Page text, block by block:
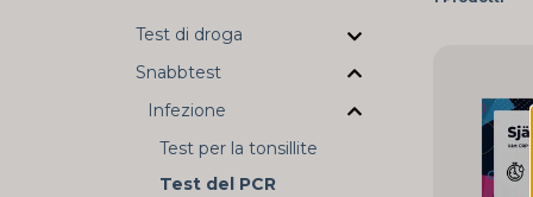
Identificazione dell'infiammazione:Il
Rilevamento precoce delle
Monitoraggio delle condizioni
Test di droga
Snabbtest
Infezione
Test per la tonsillite
Test del PCR